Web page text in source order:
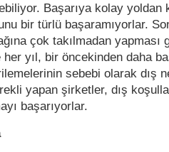
Başarıya kolay yoldan
bir türlü başaramıyorlar.
çok takılmadan yapması
yıl, bir öncekinden daha
sebebi olarak dış
yapan şirketler, dış
başarıyorlar.